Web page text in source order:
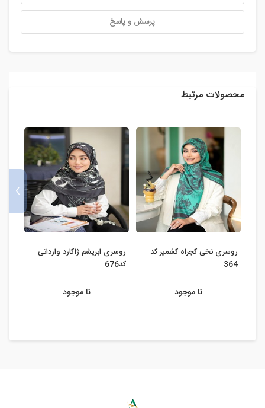
پرسش و پاسخ
محصولات مرتبط
روسری نخی کجراه کشمیر کد
364
نا موجود
روسری ابریشم ژاکارد وارداتی
کد676
نا موجود
›